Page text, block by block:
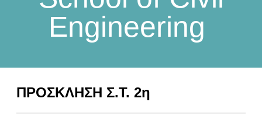
Engineering
ΠΡΟΣΚΛΗΣΗ Σ.Τ. 2η